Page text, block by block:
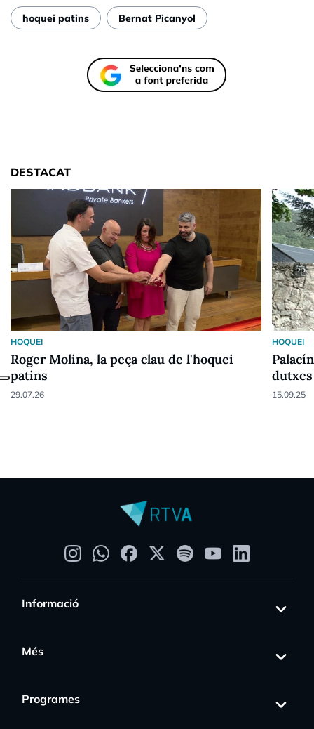
hoquei patins Bernat Picanyol
DESTACAT
HOQUEI
Roger Molina, la peça clau de l'hoquei
patins
29.07.26
HOQUEI
15.09.25
Informació
Més
Programes